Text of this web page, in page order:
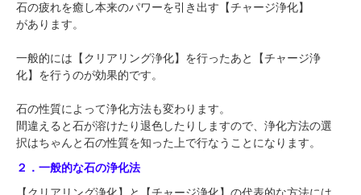
石の疲れを癒し本来のパワーを引き出す【チャージ浄化】
があります。
一般的には【クリアリング浄化】を行ったあと【チャージ浄
化】を行うのが効果的です。
石の性質によって浄化方法も変わります。
間違えると石が溶けたり退色したりしますので、浄化方法の選
択はちゃんと石の性質を知った上で行なうことになります。
２．一般的な石の浄化法